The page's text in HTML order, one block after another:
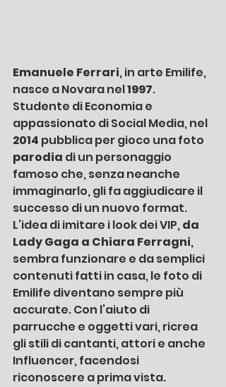
Emanuele Ferrari, in arte Emilife,
nasce a Novara nel 1997.
Studente di Economia e
appassionato di Social Media, nel
2014 pubblica per gioco una foto
parodia di un personaggio
famoso che, senza neanche
immaginarlo, gli fa aggiudicare il
successo di un nuovo format.
L’idea di imitare i look dei VIP, da
Lady Gaga a Chiara Ferragni,
sembra funzionare e da semplici
contenuti fatti in casa, le foto di
Emilife diventano sempre più
accurate. Con l’aiuto di
parrucche e oggetti vari, ricrea
gli stili di cantanti, attori e anche
Influencer, facendosi
riconoscere a prima vista.